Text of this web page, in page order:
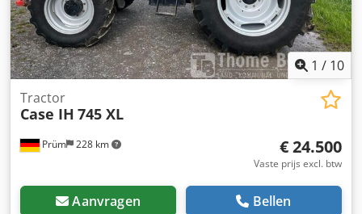
1 / 10
Prüm 228 km
Tractor
Case IH 745 XL
€ 24.500
Vaste prijs excl. btw
Aanvragen Bellen